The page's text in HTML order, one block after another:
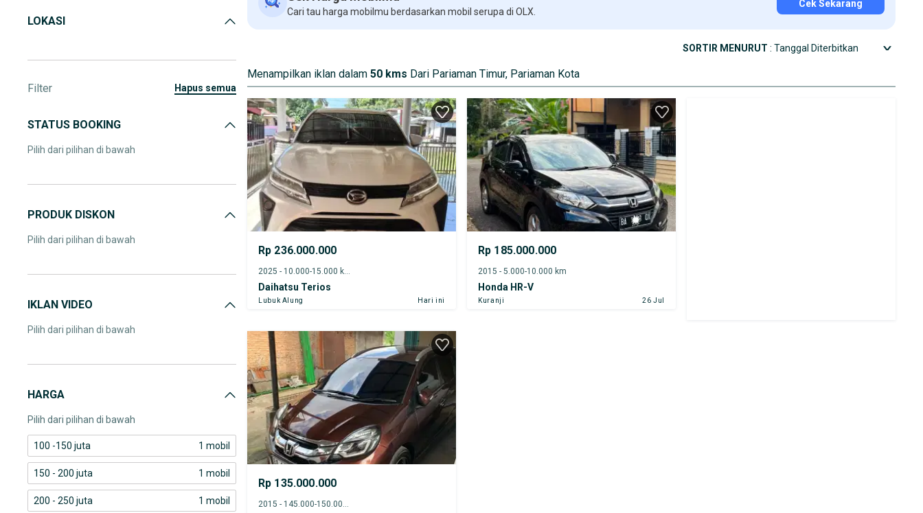
LOKASI
Filter hapus semua
STATUS BOOKING
Pilih dari pilihan di bawah
PRODUK DISKON
Pilih dari pilihan di bawah
IKLAN VIDEO
Pilih dari pilihan di bawah
HARGA
Pilih dari pilihan di bawah
100 -150 juta 1 mobil
150 - 200 juta 1 mobil
200 - 250 juta 1 mobil
Cari tau harga mobilmu berdasarkan mobil serupa di OLX.
Cek Sekarang
SORTIR MENURUT : Tanggal Diterbitkan
Menampilkan iklan dalam 50 kms Dari Pariaman Timur, Pariaman Kota
Rp 236.000.000
Daihatsu Terios
Lubuk Alung Hari ini
Rp 185.000.000
2015 - 5.000-10.000 km
Honda HR-V
Kuranji 26 Jul
Rp 135.000.000